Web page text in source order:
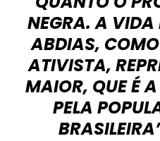
NEGRA. A VIDA
ABDIAS, COMO
ATIVISTA,
MAIOR, QUE É
PELA